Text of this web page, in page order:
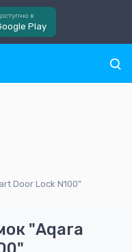
в
Play
Door Lock N100"
"Aqara